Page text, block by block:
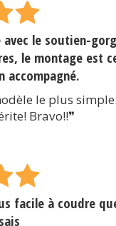
le soutien-
le montage est
accompagné.
le plus
Bravo!!❞
facile à coudre